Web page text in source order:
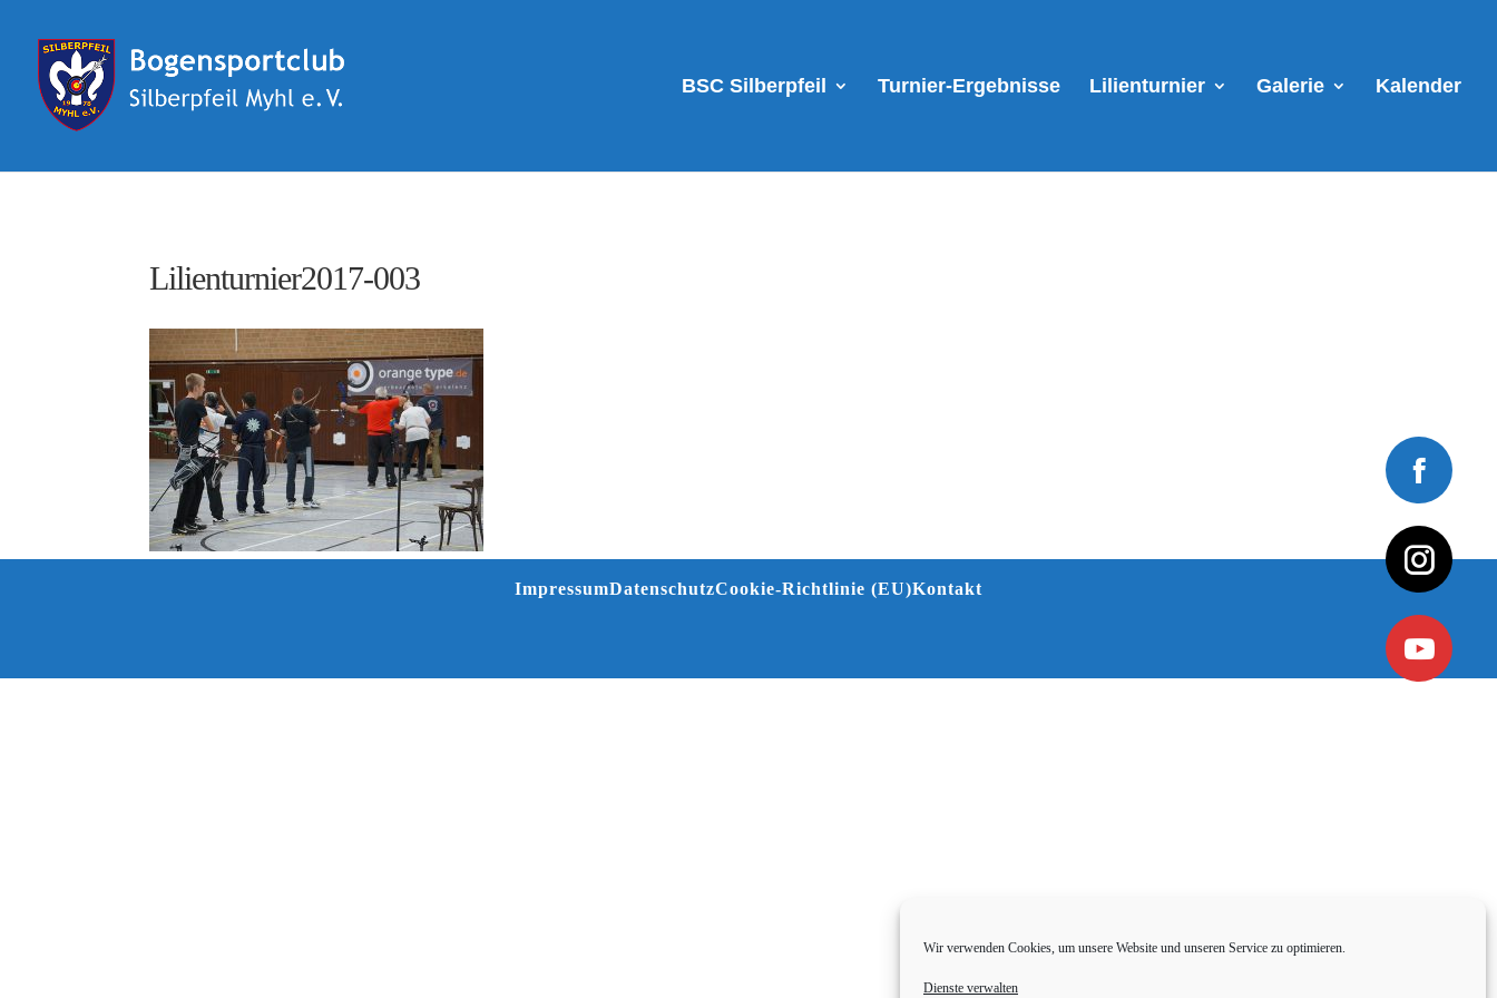
Wir verwenden Cookies, um unsere Website und unseren Service zu optimieren.
Dienste verwalten
BSC Silberpfeil Turnier-Ergebnisse Lilienturnier Galerie Kalender
Lilienturnier2017-003
ImpressumDatenschutzCookie-Richtlinie (EU)Kontakt